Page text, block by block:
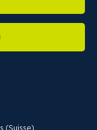
(Suisse)